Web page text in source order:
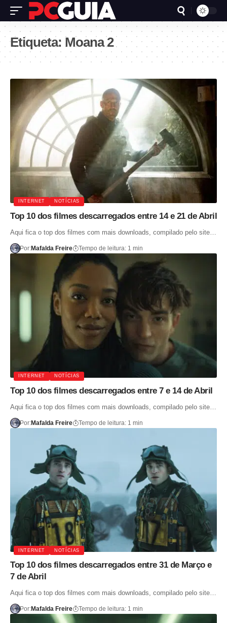
Etiqueta: Moana 2
INTERNET NOTÍCIAS
Top 10 dos filmes descarregados entre 14 e 21 de Abril
Aqui fica o top dos filmes com mais downloads, compilado pelo site…
Por:Mafalda Freire Tempo de leitura: 1 min
INTERNET NOTÍCIAS
Top 10 dos filmes descarregados entre 7 e 14 de Abril
Aqui fica o top dos filmes com mais downloads, compilado pelo site…
Por:Mafalda Freire Tempo de leitura: 1 min
INTERNET NOTÍCIAS
Top 10 dos filmes descarregados entre 31 de Março e
7 de Abril
Aqui fica o top dos filmes com mais downloads, compilado pelo site…
Por:Mafalda Freire Tempo de leitura: 1 min